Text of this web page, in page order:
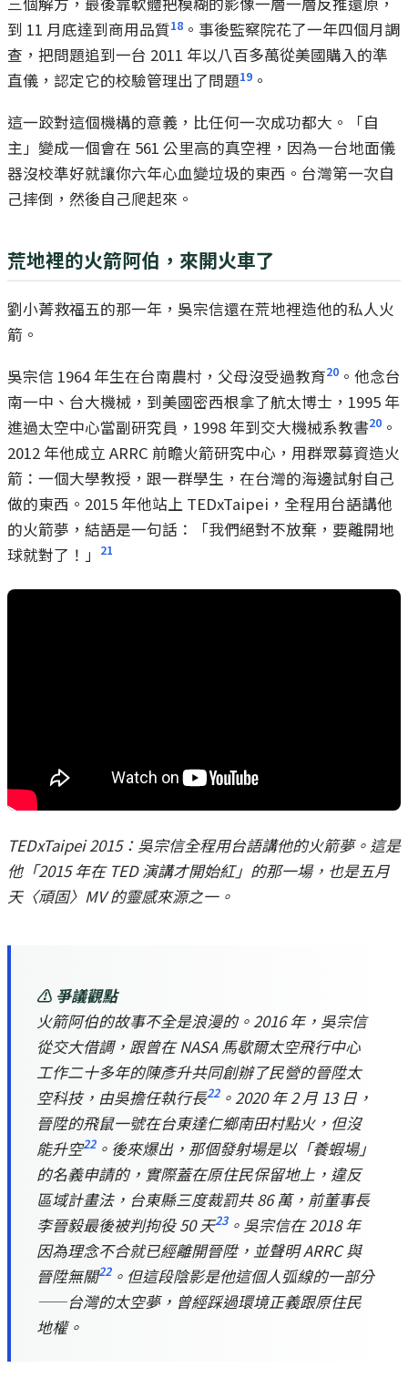
到 11 月底達到商用品質18 。事後監察院花了一年四個月調
查，把問題追到一台 2011 年以八百多萬從美國購入的準
直儀，認定它的校驗管理出了問題19 。
這一跤對這個機構的意義，比任何一次成功都大。「自
主」變成一個會在 561 公里高的真空裡，因為一台地面儀
器沒校準好就讓你六年心血變垃圾的東西。台灣第一次自
己摔倒，然後自己爬起來。
荒地裡的火箭阿伯，來開火車了
劉小菁救福五的那一年，吳宗信還在荒地裡造他的私人火
箭。
吳宗信 1964 年生在台南農村，父母沒受過教育20 。他念台
南一中、台大機械，到美國密西根拿了航太博士，1995 年
進過太空中心當副研究員，1998 年到交大機械系教書20 。
2012 年他成立 ARRC 前瞻火箭研究中心，用群眾募資造火
箭：一個大學教授，跟一群學生，在台灣的海邊試射自己
做的東西。2015 年他站上 TEDxTaipei，全程用台語講他
的火箭夢，結語是一句話：「我們絕對不放棄，要離開地
球就對了！」
21
TEDxTaipei 2015：吳宗信全程用台語講他的火箭夢。這是
他「2015 年在 TED 演講才開始紅」的那一場，也是五月
天〈頑固〉MV 的靈感來源之一。
⚠️ 爭議觀點
火箭阿伯的故事不全是浪漫的。2016 年，吳宗信
從交大借調，跟曾在 NASA 馬歇爾太空飛行中心
工作二十多年的陳彥升共同創辦了民營的晉陞太
空科技，由吳擔任執行長22。2020 年 2 月 13 日，
晉陞的飛鼠一號在台東達仁鄉南田村點火，但沒
能升空22。後來爆出，那個發射場是以「養蝦場」
的名義申請的，實際蓋在原住民保留地上，違反
區域計畫法，台東縣三度裁罰共 86 萬，前董事長
李晉毅最後被判拘役 50 天23。吳宗信在 2018 年
因為理念不合就已經離開晉陞，並聲明 ARRC 與
晉陞無關22。但這段陰影是他這個人弧線的一部分
——台灣的太空夢，曾經踩過環境正義跟原住民
地權。